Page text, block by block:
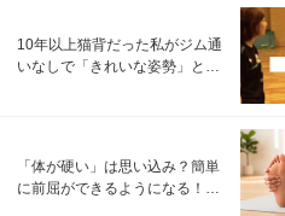
10年以上猫背だった私がジム通
いなしで「きれいな姿勢」と褒
「体が硬い」は思い込み？簡単
に前屈ができるようになる！腿